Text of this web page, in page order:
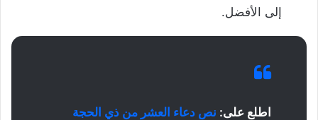
إلى الأفضل.
اطلع على: نص دعاء العشر من ذي الحجة